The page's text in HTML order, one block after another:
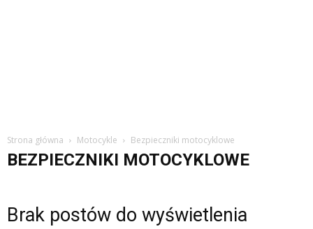
Strona główna Motocykle Bezpieczniki motocyklowe
BEZPIECZNIKI MOTOCYKLOWE
Brak postów do wyświetlenia